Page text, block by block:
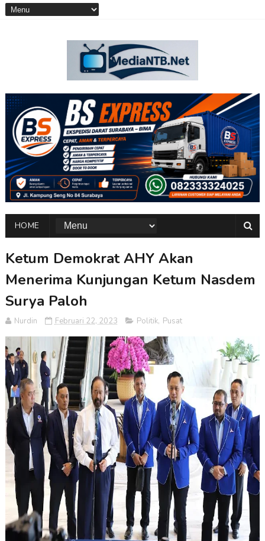
HOME
Ketum Demokrat AHY Akan
Menerima Kunjungan Ketum Nasdem
Surya Paloh
Nurdin Februari 22, 2023 Politik, Pusat